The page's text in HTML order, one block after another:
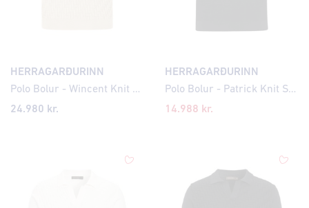
HERRAGARÐURINN
Polo Bolur - Wincent Knit Cross Pattern
24.980 kr.
HERRAGARÐURINN
Polo Bolur - Patrick Knit Structure
14.988 kr.